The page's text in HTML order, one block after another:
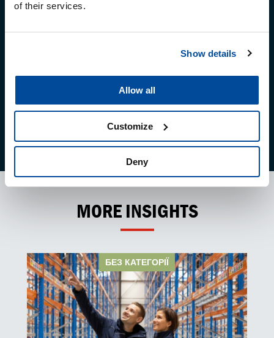
of their services.
Show details
Allow all
Customize
Deny
MORE INSIGHTS
БЕЗ КАТЕГОРІЇ